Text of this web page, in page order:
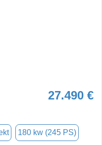
27.490 €
180 kw (245 PS)